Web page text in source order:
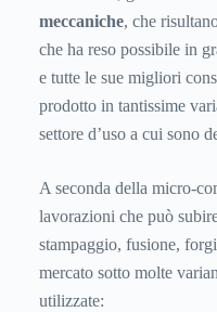
meccaniche, che
che ha reso possibile in
e tutte le sue migliori
prodotto in tantissime
settore d’uso a cui sono
A seconda della micro-
lavorazioni che può
stampaggio, fusione,
mercato sotto molte
utilizzate: